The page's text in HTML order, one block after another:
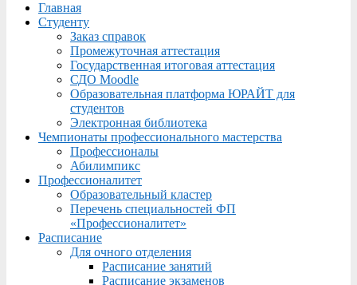
Menu
Главная
Студенту
Заказ справок
Промежуточная аттестация
Государственная итоговая аттестация
СДО Moodle
Образовательная платформа ЮРАЙТ для
студентов
Электронная библиотека
Чемпионаты профессионального мастерства
Профессионалы
Абилимпикс
Профессионалитет
Образовательный кластер
Перечень специальностей ФП
«Профессионалитет»
Расписание
Для очного отделения
Расписание занятий
Расписание экзаменов